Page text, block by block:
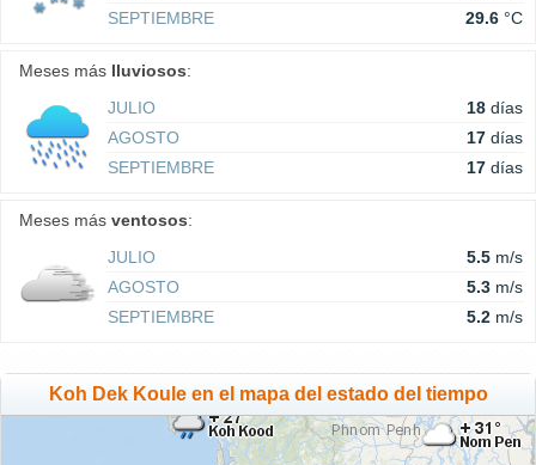
SEPTIEMBRE
29.6 °C
Meses más lluviosos:
JULIO
18 días
AGOSTO
17 días
SEPTIEMBRE
17 días
Meses más ventosos:
JULIO
5.5 m/s
AGOSTO
5.3 m/s
SEPTIEMBRE
5.2 m/s
Koh Dek Koule en el mapa del estado del tiempo